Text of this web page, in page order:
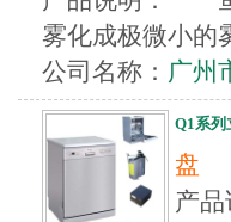
雾化成极微小的
公司名称： 广州
Q1系列
盘
产